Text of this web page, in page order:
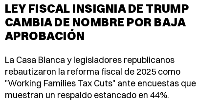
LEY FISCAL INSIGNIA DE TRUMP
CAMBIA DE NOMBRE POR BAJA
APROBACIÓN
La Casa Blanca y legisladores republicanos
rebautizaron la reforma fiscal de 2025 como
"Working Families Tax Cuts" ante encuestas que
muestran un respaldo estancado en 44%.